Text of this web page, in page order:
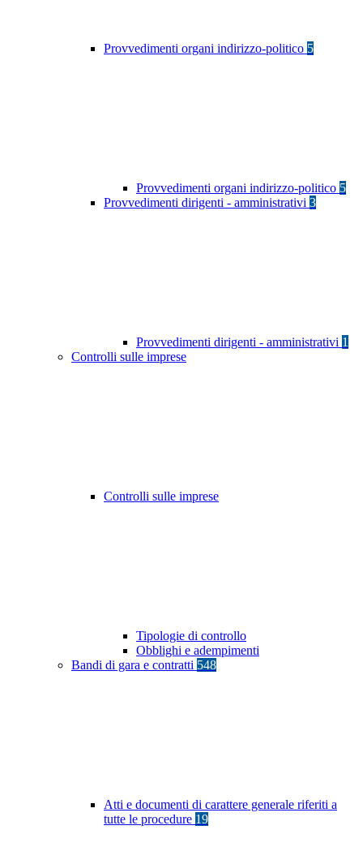
Provvedimenti organi indirizzo-politico 5
Provvedimenti organi indirizzo-politico 5
Provvedimenti dirigenti - amministrativi 3
Provvedimenti dirigenti - amministrativi 1
Controlli sulle imprese
Controlli sulle imprese
Tipologie di controllo
Obblighi e adempimenti
Bandi di gara e contratti 548
Atti e documenti di carattere generale riferiti a
tutte le procedure 19